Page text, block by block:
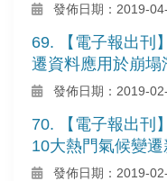
發佈日期：2019-
69. 【電子報出刊
遷資料應用於崩塌
發佈日期：2019-
70. 【電子報出刊
10大熱門氣候變遷
發佈日期：2019-